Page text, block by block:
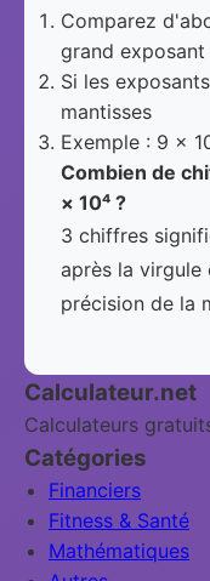
Comparez
grand
Si les
mantisses
Exemple : 9 ×
Combien de
× 10⁴ ?
3 chiffres
après la
précision de la
Calculateur.net
Calculateurs
Catégories
Financiers
Fitness & Santé
Mathématiques